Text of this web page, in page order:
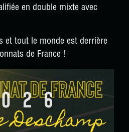
en double mixte avec
et tout le monde est derrière
de France !